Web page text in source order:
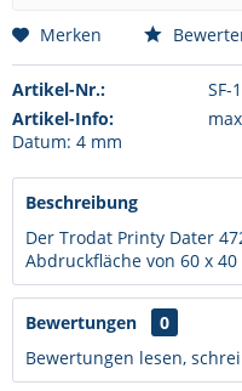
Merken
Artikel-Nr.:
SF-
Artikel-Info:
Datum: 4 mm
Beschreibung
Der Trodat Printy Dater
Abdruckfläche von 60 x
Bewertungen
0
Bewertungen lesen,